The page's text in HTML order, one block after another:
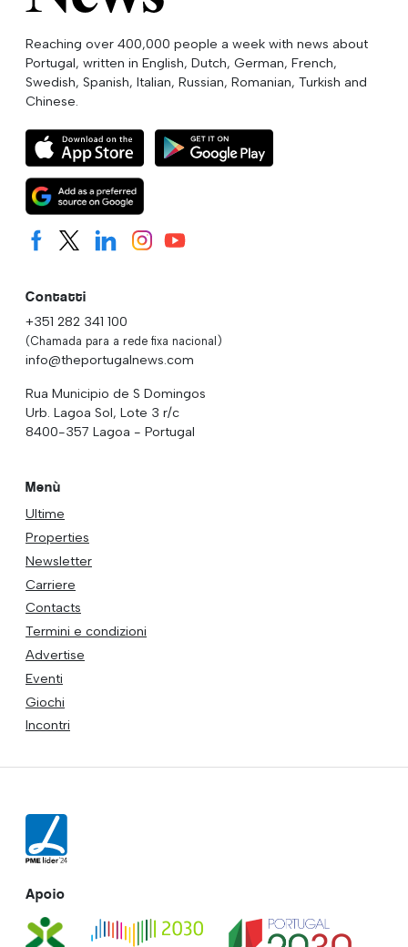
Reaching over 400,000 people a week with news about
Portugal, written in English, Dutch, German, French,
Swedish, Spanish, Italian, Russian, Romanian, Turkish and
Chinese.
Contatti
+351 282 341 100
(Chamada para a rede fixa nacional)
info@theportugalnews.com
Rua Municipio de S Domingos
Urb. Lagoa Sol, Lote 3 r/c
8400-357 Lagoa - Portugal
Menù
Ultime
Properties
Newsletter
Carriere
Contacts
Termini e condizioni
Advertise
Eventi
Giochi
Incontri
Apoio